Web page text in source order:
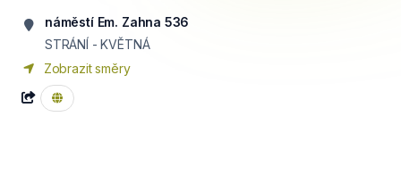
náměstí Em. Zahna 536
STRÁNÍ - KVĚTNÁ
Zobrazit směry